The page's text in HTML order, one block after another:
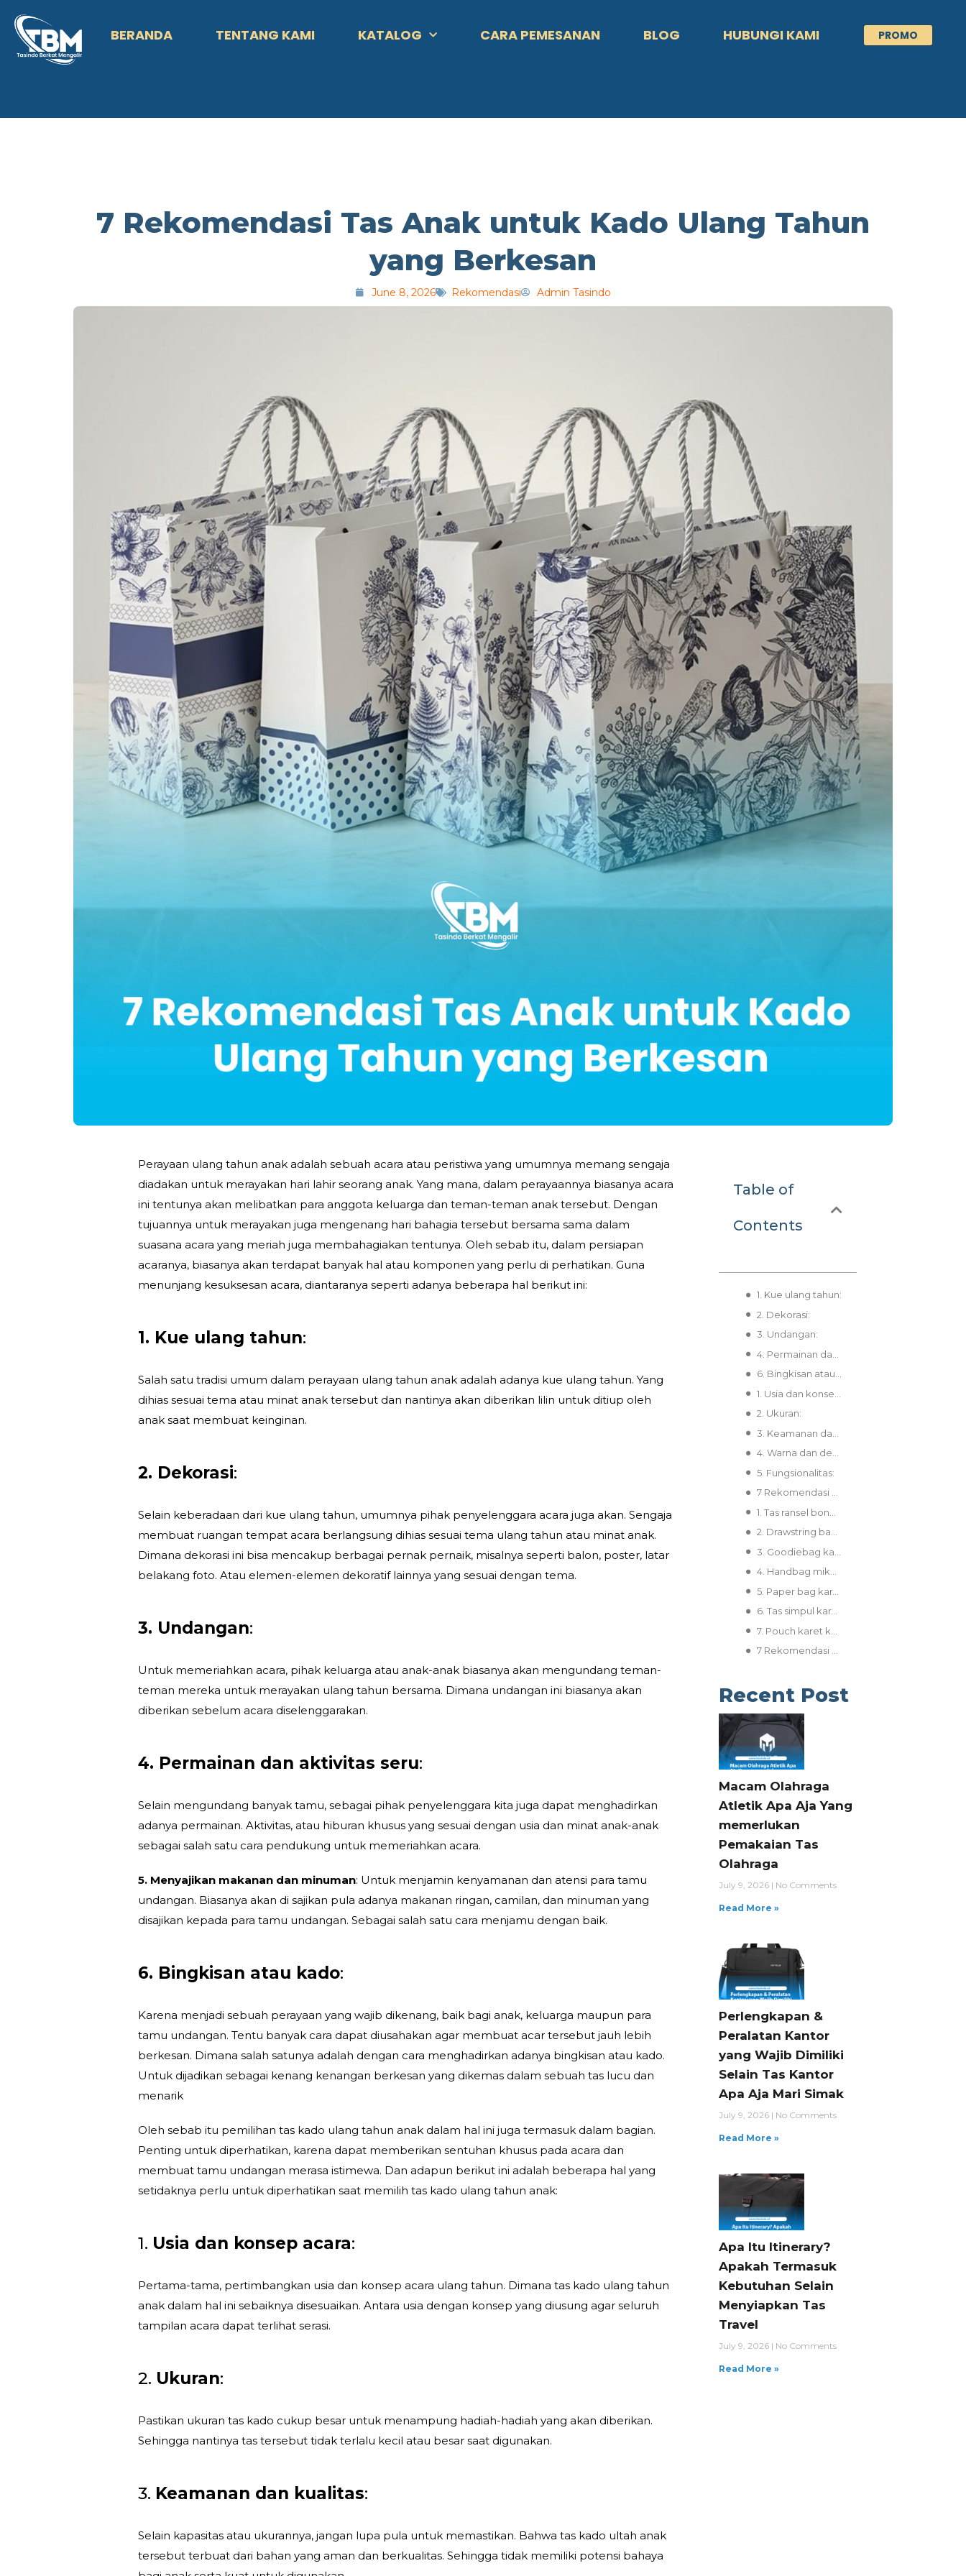
BERANDA TENTANG KAMI KATALOG CARA PEMESANAN BLOG HUBUNGI KAMI PROMO
7 Rekomendasi Tas Anak untuk Kado Ulang Tahun
yang Berkesan
June 8, 2026 Rekomendasi Admin Tasindo
Perayaan ulang tahun anak adalah sebuah acara atau peristiwa yang umumnya memang sengaja
diadakan untuk merayakan hari lahir seorang anak. Yang mana, dalam perayaannya biasanya acara
ini tentunya akan melibatkan para anggota keluarga dan teman-teman anak tersebut. Dengan
tujuannya untuk merayakan juga mengenang hari bahagia tersebut bersama sama dalam
suasana acara yang meriah juga membahagiakan tentunya. Oleh sebab itu, dalam persiapan
acaranya, biasanya akan terdapat banyak hal atau komponen yang perlu di perhatikan. Guna
menunjang kesuksesan acara, diantaranya seperti adanya beberapa hal berikut ini:
1. Kue ulang tahun:
Salah satu tradisi umum dalam perayaan ulang tahun anak adalah adanya kue ulang tahun. Yang
dihias sesuai tema atau minat anak tersebut dan nantinya akan diberikan lilin untuk ditiup oleh
anak saat membuat keinginan.
2. Dekorasi:
Selain keberadaan dari kue ulang tahun, umumnya pihak penyelenggara acara juga akan. Sengaja
membuat ruangan tempat acara berlangsung dihias sesuai tema ulang tahun atau minat anak.
Dimana dekorasi ini bisa mencakup berbagai pernak pernaik, misalnya seperti balon, poster, latar
belakang foto. Atau elemen-elemen dekoratif lainnya yang sesuai dengan tema.
3. Undangan:
Untuk memeriahkan acara, pihak keluarga atau anak-anak biasanya akan mengundang teman-
teman mereka untuk merayakan ulang tahun bersama. Dimana undangan ini biasanya akan
diberikan sebelum acara diselenggarakan.
4. Permainan dan aktivitas seru:
Selain mengundang banyak tamu, sebagai pihak penyelenggara kita juga dapat menghadirkan
adanya permainan. Aktivitas, atau hiburan khusus yang sesuai dengan usia dan minat anak-anak
sebagai salah satu cara pendukung untuk memeriahkan acara.
5. Menyajikan makanan dan minuman: Untuk menjamin kenyamanan dan atensi para tamu
undangan. Biasanya akan di sajikan pula adanya makanan ringan, camilan, dan minuman yang
disajikan kepada para tamu undangan. Sebagai salah satu cara menjamu dengan baik.
6. Bingkisan atau kado:
Karena menjadi sebuah perayaan yang wajib dikenang, baik bagi anak, keluarga maupun para
tamu undangan. Tentu banyak cara dapat diusahakan agar membuat acar tersebut jauh lebih
berkesan. Dimana salah satunya adalah dengan cara menghadirkan adanya bingkisan atau kado.
Untuk dijadikan sebagai kenang kenangan berkesan yang dikemas dalam sebuah tas lucu dan
menarik
Oleh sebab itu pemilihan tas kado ulang tahun anak dalam hal ini juga termasuk dalam bagian.
Penting untuk diperhatikan, karena dapat memberikan sentuhan khusus pada acara dan
membuat tamu undangan merasa istimewa. Dan adapun berikut ini adalah beberapa hal yang
setidaknya perlu untuk diperhatikan saat memilih tas kado ulang tahun anak:
1. Usia dan konsep acara:
Pertama-tama, pertimbangkan usia dan konsep acara ulang tahun. Dimana tas kado ulang tahun
anak dalam hal ini sebaiknya disesuaikan. Antara usia dengan konsep yang diusung agar seluruh
tampilan acara dapat terlihat serasi.
2. Ukuran:
Pastikan ukuran tas kado cukup besar untuk menampung hadiah-hadiah yang akan diberikan.
Sehingga nantinya tas tersebut tidak terlalu kecil atau besar saat digunakan.
3. Keamanan dan kualitas:
Selain kapasitas atau ukurannya, jangan lupa pula untuk memastikan. Bahwa tas kado ultah anak
tersebut terbuat dari bahan yang aman dan berkualitas. Sehingga tidak memiliki potensi bahaya
Table of
Contents
1. Kue ulang tahun:
2. Dekorasi:
3. Undangan:
2. Ukuran:
5. Fungsionalitas:
5. Paper bag karakter
6. Tas simpul karakter
Recent Post
Macam Olahraga
Atletik Apa Aja Yang
memerlukan
Pemakaian Tas
Olahraga
July 9, 2026 No Comments
Read More »
Perlengkapan &
Peralatan Kantor
yang Wajib Dimiliki
Selain Tas Kantor
Apa Aja Mari Simak
July 9, 2026 No Comments
Read More »
Apa Itu Itinerary?
Apakah Termasuk
Kebutuhan Selain
Menyiapkan Tas
Travel
July 9, 2026 No Comments
Read More »